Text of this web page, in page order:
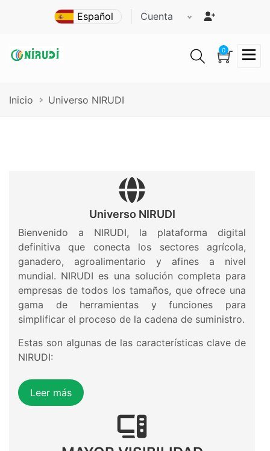
principal
Cuenta
0
Ruta
Inicio Universo NIRUDI
Universo NIRUDI
Bienvenido a NIRUDI, la plataforma digital
definitiva que conecta los sectores agrícola,
ganadero, agroalimentario y afines a nivel
mundial. NIRUDI es una solución completa para
empresas de todos los tamaños, que ofrece una
gama de herramientas y funciones para
simplificar el proceso de la cadena de suministro.
Estas son algunas de las características clave de
NIRUDI:
Leer más